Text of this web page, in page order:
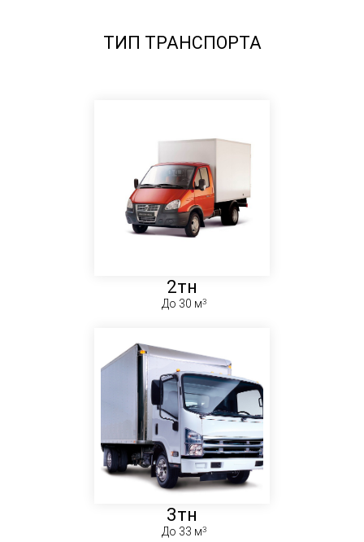
ТИП ТРАНСПОРТА
2тн
До 30 м
3тн
До 33 м